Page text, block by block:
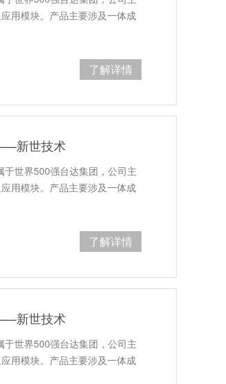
用模块。产品主要涉及一体成
了解详情
新世技术
世界500强台达集团，公司主
用模块。产品主要涉及一体成
了解详情
新世技术
世界500强台达集团，公司主
用模块。产品主要涉及一体成